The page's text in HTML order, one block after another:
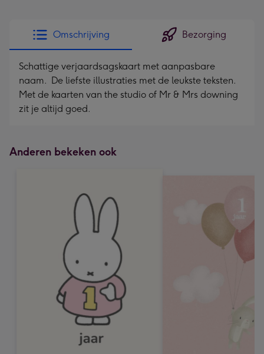
-
Dimensions:
241
x
333
mm
Omschrijving Bezorging
Schattige verjaardsagskaart met aanpasbare
naam. De liefste illustraties met de leukste teksten.
Met de kaarten van the studio of Mr & Mrs downing
zit je altijd goed.
Anderen bekeken ook